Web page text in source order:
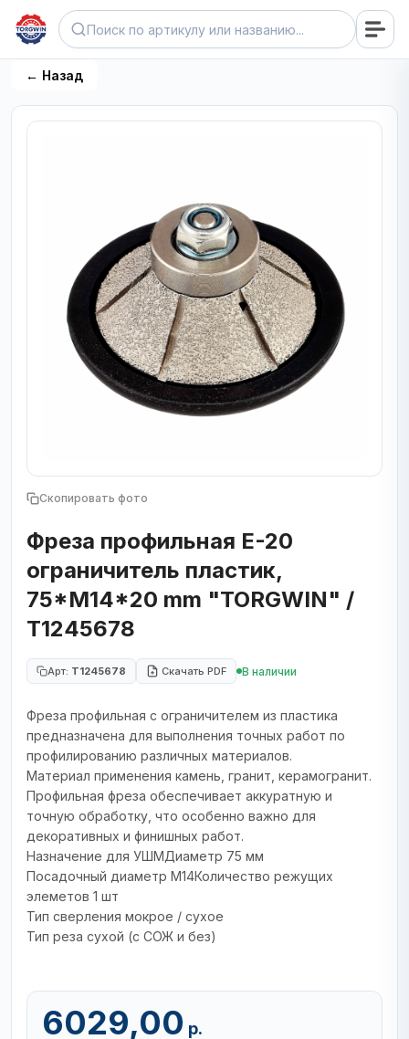
← Назад
Скопировать фото
Фреза профильная E-20
ограничитель пластик,
75*M14*20 mm "TORGWIN" /
T1245678
Арт: T1245678 Скачать PDF В наличии
Фреза профильная с ограничителем из пластика
предназначена для выполнения точных работ по
профилированию различных материалов.
Материал применения камень, гранит, керамогранит.
Профильная фреза обеспечивает аккуратную и
точную обработку, что особенно важно для
декоративных и финишных работ.
Назначение для УШМДиаметр 75 мм
Посадочный диаметр М14Количество режущих
элеметов 1 шт
Тип сверления мокрое / сухое
Тип реза сухой (с СОЖ и без)
6029,00 р.